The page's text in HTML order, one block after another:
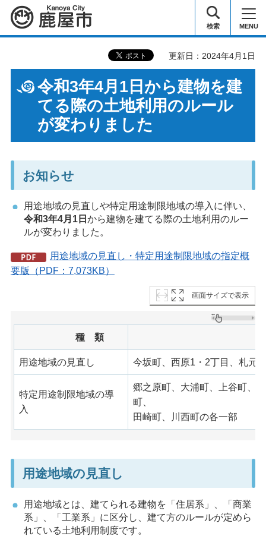
鹿屋市 検索 MENU
更新日：2024年4月1日
令和3年4月1日から建物を建
てる際の土地利用のルール
が変わりました
お知らせ
用途地域の見直しや特定用途制限地域の導入に伴い、
令和3年4月1日 から建物を建てる際の土地利用のルー
ルが変わりました。
用途地域の見直し・特定用途制限地域の指定概
要版（PDF：7,073KB）
画面サイズで表示
種 類
用途地域の見直し 今坂町、西原1・2丁目、札元
特定用途制限地域の導
入
郷之原町、大浦町、上谷町、
町、
田崎町、川西町の各一部
用途地域の見直し
用途地域とは、建てられる建物を「住居系」、「商業
系」、「工業系」に区分し、建て方のルールが定めら
れている土地利用制度です。